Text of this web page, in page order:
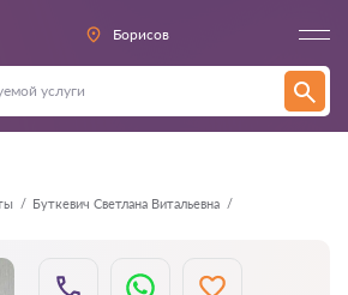
Борисов
Буткевич Светлана Витальевна